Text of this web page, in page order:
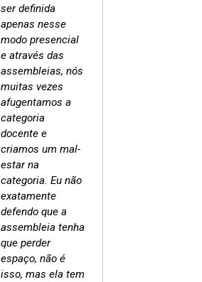
ser definida
apenas nesse
modo presencial
e através das
assembleias, nós
muitas vezes
afugentamos a
categoria
docente e
criamos um mal-
estar na
categoria. Eu não
exatamente
defendo que a
assembleia tenha
que perder
espaço, não é
isso, mas ela tem